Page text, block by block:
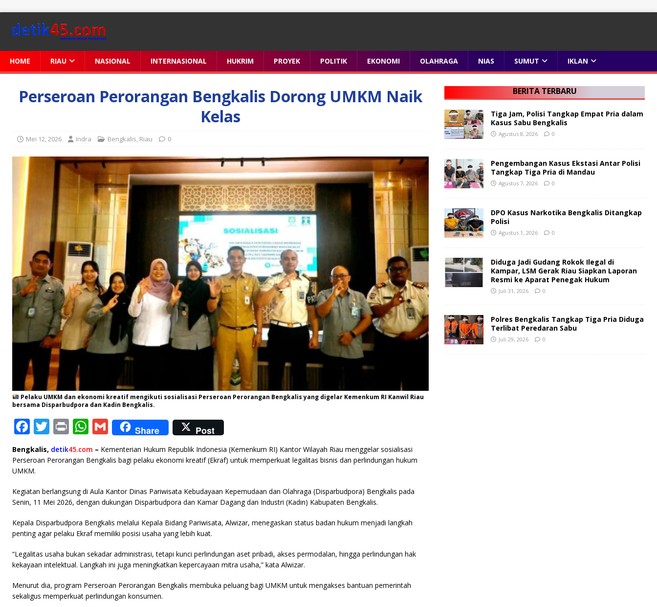
HOME RIAU NASIONAL INTERNASIONAL HUKRIM PROYEK POLITIK EKONOMI OLAHRAGA NIAS SUMUT IKLAN
Perseroan Perorangan Bengkalis Dorong UMKM Naik
Kelas
Mei 12, 2026 Indra Bengkalis, Riau 0
Pelaku UMKM dan ekonomi kreatif mengikuti sosialisasi Perseroan Perorangan Bengkalis yang digelar Kemenkum RI Kanwil Riau
bersama Disparbudpora dan Kadin Bengkalis.
F
a
c
e
b
o
o
k
T
w
it
r
P
ri
n
W
at
A
p
p
G
m
ai
Share Post
Bengkalis, detik45.com – Kementerian Hukum Republik Indonesia (Kemenkum RI) Kantor Wilayah Riau menggelar sosialisasi
Perseroan Perorangan Bengkalis bagi pelaku ekonomi kreatif (Ekraf) untuk memperkuat legalitas bisnis dan perlindungan hukum
UMKM.
Kegiatan berlangsung di Aula Kantor Dinas Pariwisata Kebudayaan Kepemudaan dan Olahraga (Disparbudpora) Bengkalis pada
Senin, 11 Mei 2026, dengan dukungan Disparbudpora dan Kamar Dagang dan Industri (Kadin) Kabupaten Bengkalis.
Kepala Disparbudpora Bengkalis melalui Kepala Bidang Pariwisata, Alwizar, menegaskan status badan hukum menjadi langkah
penting agar pelaku Ekraf memiliki posisi usaha yang lebih kuat.
“Legalitas usaha bukan sekadar administrasi, tetapi kunci perlindungan aset pribadi, akses permodalan, hingga perlindungan hak
kekayaan intelektual. Langkah ini juga meningkatkan kepercayaan mitra usaha,” kata Alwizar.
Menurut dia, program Perseroan Perorangan Bengkalis membuka peluang bagi UMKM untuk mengakses bantuan pemerintah
sekaligus memperkuat perlindungan konsumen.
BERITA TERBARU
Tiga Jam, Polisi Tangkap Empat Pria dalam
Kasus Sabu Bengkalis
Agustus 8, 2026 0
Pengembangan Kasus Ekstasi Antar Polisi
Tangkap Tiga Pria di Mandau
Agustus 7, 2026 0
DPO Kasus Narkotika Bengkalis Ditangkap
Polisi
Agustus 1, 2026 0
Diduga Jadi Gudang Rokok Ilegal di
Kampar, LSM Gerak Riau Siapkan Laporan
Resmi ke Aparat Penegak Hukum
Juli 31, 2026 0
Polres Bengkalis Tangkap Tiga Pria Diduga
Terlibat Peredaran Sabu
Juli 29, 2026 0